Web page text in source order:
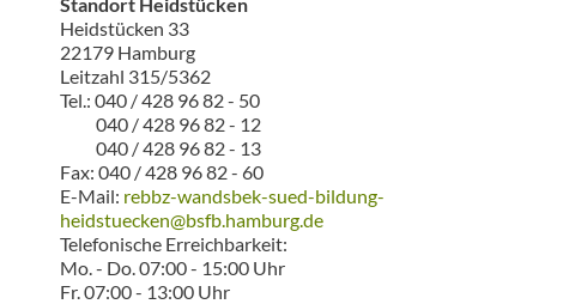
Heidstücken 33
22179 Hamburg
Leitzahl 315/5362
Tel.: 040 / 428 96 82 - 50
040 / 428 96 82 - 12
040 / 428 96 82 - 13
Fax: 040 / 428 96 82 - 60
E-Mail: rebbz-wandsbek-sued-bildung-
heidstuecken@bsfb.hamburg.de
Telefonische Erreichbarkeit:
Mo. - Do. 07:00 - 15:00 Uhr
Fr. 07:00 - 13:00 Uhr